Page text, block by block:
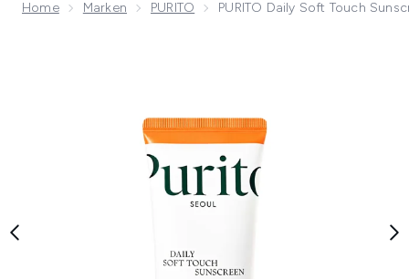
Home Marken PURITO PURITO Daily Soft Touch